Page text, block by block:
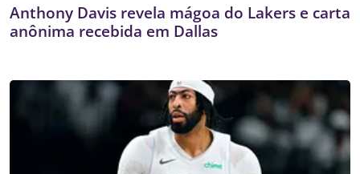
Anthony Davis revela mágoa do Lakers e carta
anônima recebida em Dallas